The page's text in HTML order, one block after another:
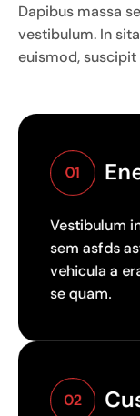
Dapibus massa
vestibulum. In
euismod, suscipit
01
Vestibulum
sem asfds
vehicula a
se quam.
02